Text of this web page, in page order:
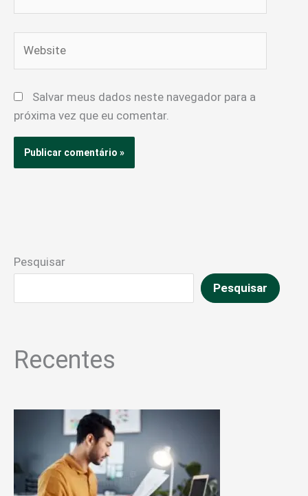
Salvar meus dados neste navegador para a
próxima vez que eu comentar.
Pesquisar
Pesquisar
Recentes